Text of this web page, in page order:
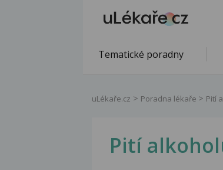
Tematické poradny
uLékaře.cz Poradna lékaře Pití
Pití